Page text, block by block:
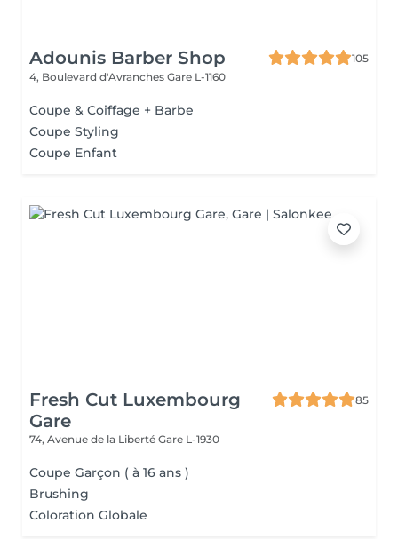
Adounis Barber Shop
105
4, Boulevard d'Avranches Gare L-1160
Coupe & Coiffage + Barbe
Coupe Styling
Coupe Enfant
Fresh Cut Luxembourg
Gare
85
74, Avenue de la Liberté Gare L-1930
Coupe Garçon ( à 16 ans )
Brushing
Coloration Globale